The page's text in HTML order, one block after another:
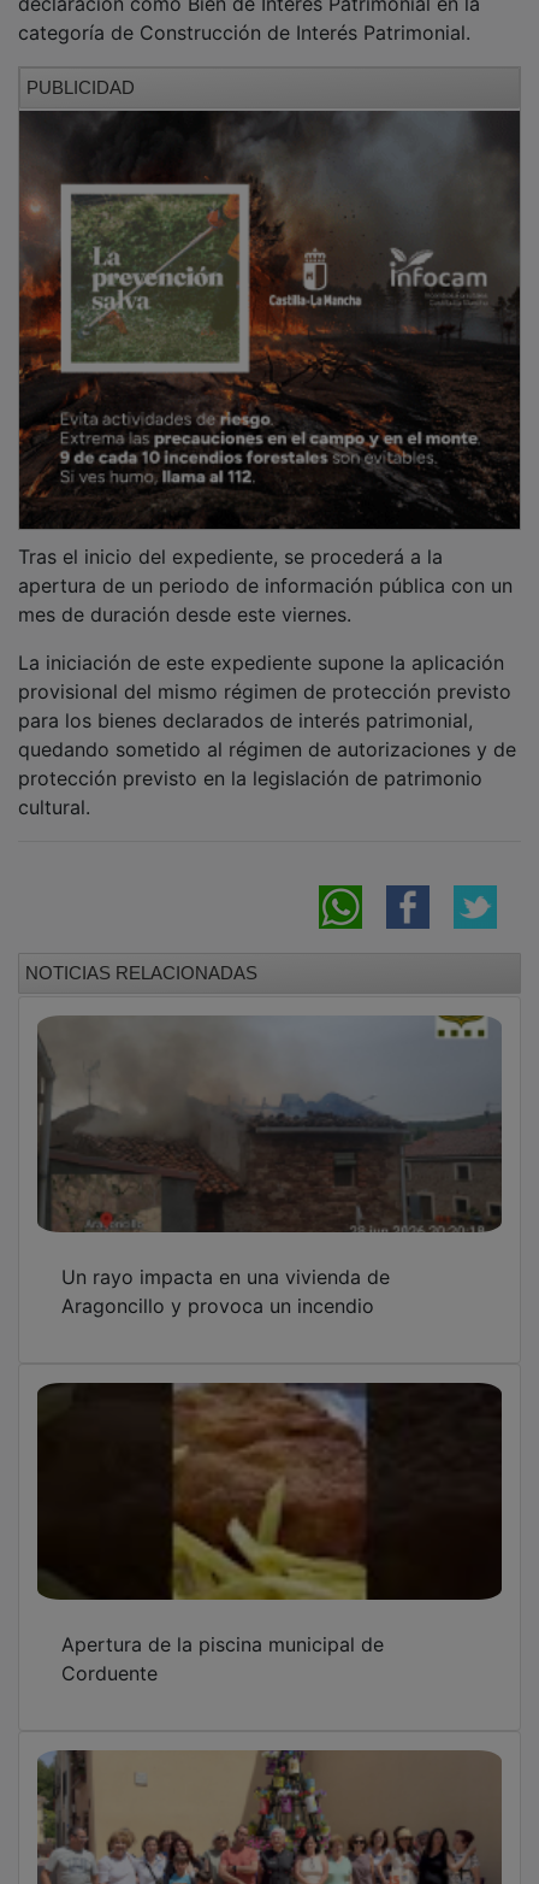
Tras el inicio del expediente, se procederá a la
mes de duración desde este viernes.
La iniciación de este expediente supone la aplicación
provisional del mismo régimen de protección previsto
para los bienes declarados de interés patrimonial,
quedando sometido al régimen de autorizaciones y de
protección previsto en la legislación de patrimonio
cultural.
NOTICIAS RELACIONADAS
Un rayo impacta en una vivienda de
Aragoncillo y provoca un incendio
Apertura de la piscina municipal de
Corduente
Inauguración de la Plaza de la Igualdad en
Venta de cine